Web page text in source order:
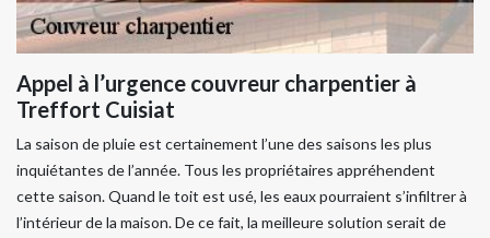
Appel à l’urgence couvreur charpentier à
Treffort Cuisiat
La saison de pluie est certainement l’une des saisons les plus
inquiétantes de l’année. Tous les propriétaires appréhendent
cette saison. Quand le toit est usé, les eaux pourraient s’infiltrer à
l’intérieur de la maison. De ce fait, la meilleure solution serait de